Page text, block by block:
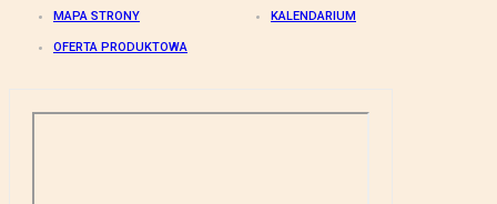
MAPA STRONY KALENDARIUM
OFERTA PRODUKTOWA